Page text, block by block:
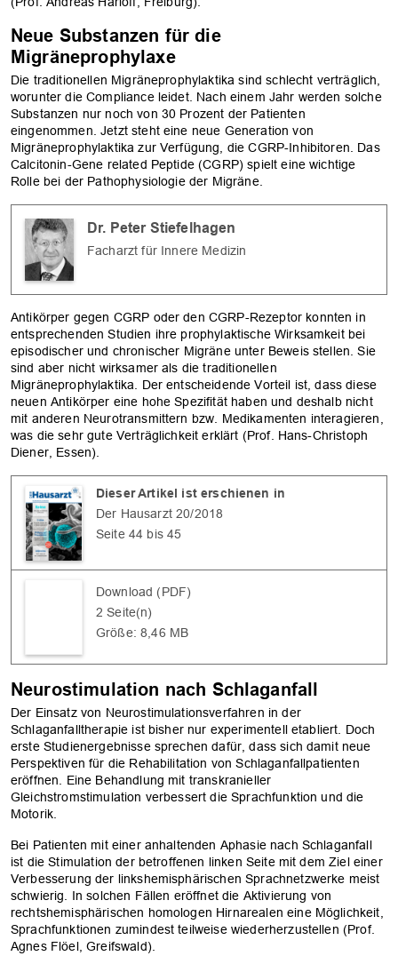
Neue Substanzen für die
Migräneprophylaxe
Die traditionellen Migräneprophylaktika sind schlecht verträglich,
worunter die Compliance leidet. Nach einem Jahr werden solche
Substanzen nur noch von 30 Prozent der Patienten
eingenommen. Jetzt steht eine neue Generation von
Migräneprophylaktika zur Verfügung, die CGRP-Inhibitoren. Das
Calcitonin-Gene related Peptide (CGRP) spielt eine wichtige
Rolle bei der Pathophysiologie der Migräne.
Dr. Peter Stiefelhagen
Facharzt für Innere Medizin
Antikörper gegen CGRP oder den CGRP-Rezeptor konnten in
entsprechenden Studien ihre prophylaktische Wirksamkeit bei
episodischer und chronischer Migräne unter Beweis stellen. Sie
sind aber nicht wirksamer als die traditionellen
Migräneprophylaktika. Der entscheidende Vorteil ist, dass diese
neuen Antikörper eine hohe Spezifität haben und deshalb nicht
mit anderen Neurotransmittern bzw. Medikamenten interagieren,
was die sehr gute Verträglichkeit erklärt (Prof. Hans-Christoph
Diener, Essen).
Dieser Artikel ist erschienen in
Der Hausarzt 20/2018
Seite 44 bis 45
Download (PDF)
2 Seite(n)
Größe: 8,46 MB
Neurostimulation nach Schlaganfall
Der Einsatz von Neurostimulationsverfahren in der
Schlaganfalltherapie ist bisher nur experimentell etabliert. Doch
erste Studienergebnisse sprechen dafür, dass sich damit neue
Perspektiven für die Rehabilitation von Schlaganfallpatienten
eröffnen. Eine Behandlung mit transkranieller
Gleichstromstimulation verbessert die Sprachfunktion und die
Motorik.
Bei Patienten mit einer anhaltenden Aphasie nach Schlaganfall
ist die Stimulation der betroffenen linken Seite mit dem Ziel einer
Verbesserung der linkshemisphärischen Sprachnetzwerke meist
schwierig. In solchen Fällen eröffnet die Aktivierung von
rechtshemisphärischen homologen Hirnarealen eine Möglichkeit,
Sprachfunktionen zumindest teilweise wiederherzustellen (Prof.
Agnes Flöel, Greifswald).